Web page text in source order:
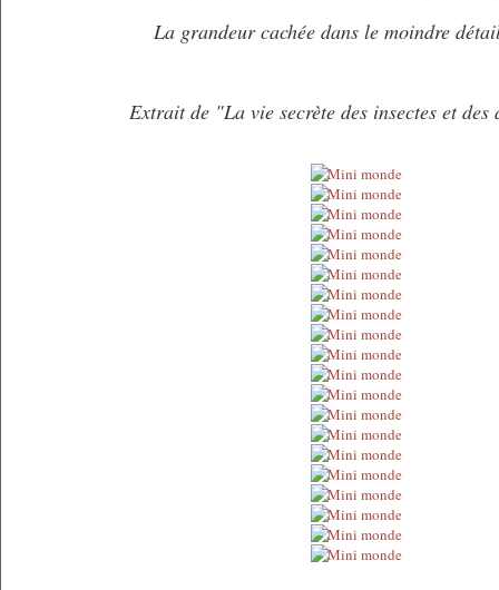
La grandeur cachée dans le moindre
Extrait de "La vie secrète des insectes et des